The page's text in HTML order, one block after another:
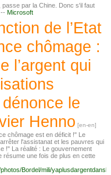
par la Chine. Donc s'il faut
Microsoft
de l’Etat
chômage :
l’argent qui
le
Henno
chômage est en déficit !" Le
l'assistanat et les pauvres qui
!" La réalité : Le gouvernement
résume une fois de plus en cette
Bordel/mili/